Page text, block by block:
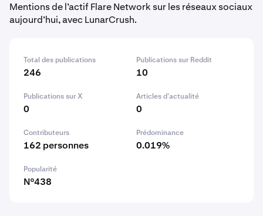
Mentions de l’actif Flare Network sur les réseaux sociaux
aujourd’hui, avec LunarCrush.
Total des publications
246
Publications sur Reddit
10
Publications sur X
0
Articles d’actualité
0
Contributeurs
162 personnes
Prédominance
0.019%
Popularité
N°438